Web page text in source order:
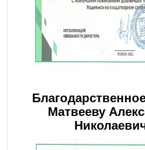
Матвееву